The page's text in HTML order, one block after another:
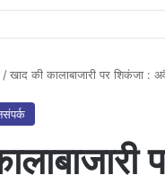
/खाद की कालाबाजारी पर शिकंजा :